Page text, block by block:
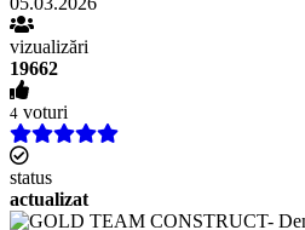
vizualizări
19662
4 voturi
status
actualizat